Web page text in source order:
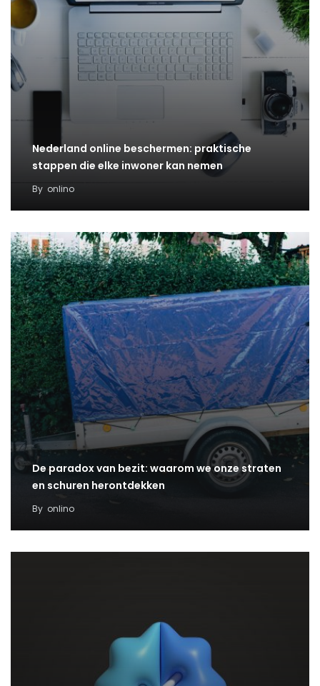
Nederland online beschermen: praktische
stappen die elke inwoner kan nemen
By onlino
De paradox van bezit: waarom we onze straten
en schuren herontdekken
By onlino